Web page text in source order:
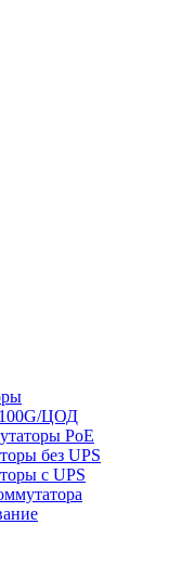
ЦОД
PoE
без UPS
с UPS